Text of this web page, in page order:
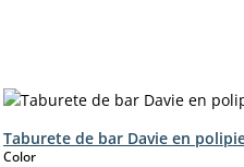
Taburete de bar Davie en
Colorselect